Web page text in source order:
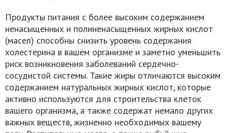
Продукты питания с более высоким содержанием
ненасыщенных и полиненасыщенных жирных кислот
(масел) способны снизить уровень содержания
холестерина в вашем организме и заметно уменьшить
риск возникновения заболеваний сердечно-
сосудистой системы. Такие жиры отличаются высоким
содержанием натуральных жирных кислот, которые
активно используются для строительства клеток
вашего организма, а также содержат немало других
важных веществ, жизненно необходимых вашему